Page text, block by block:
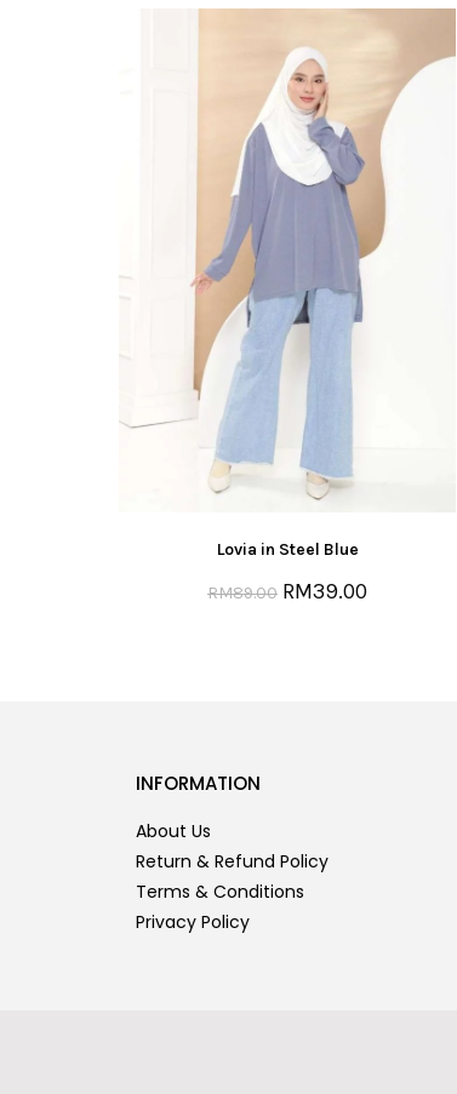
Lovia in Steel Blue
RM89.00 RM39.00
INFORMATION
About Us
Return & Refund Policy
Terms & Conditions
Privacy Policy